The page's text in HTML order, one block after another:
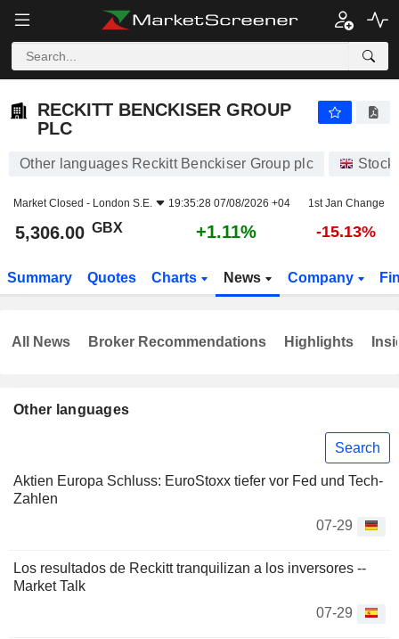
RECKITT BENCKISER GROUP
PLC
Other languages Reckitt Benckiser Group plc
Market Closed - London S.E. 19:35:28 07/08/2026 +04 1st Jan Change
5,306.00 GBX +1.11% -15.13%
Summary Quotes Charts News Company
Other languages
Search
Aktien Europa Schluss: EuroStoxx tiefer vor Fed und Tech-
Zahlen
07-29
Los resultados de Reckitt tranquilizan a los inversores --
Market Talk
07-29
All News Broker Recommendations Highlights